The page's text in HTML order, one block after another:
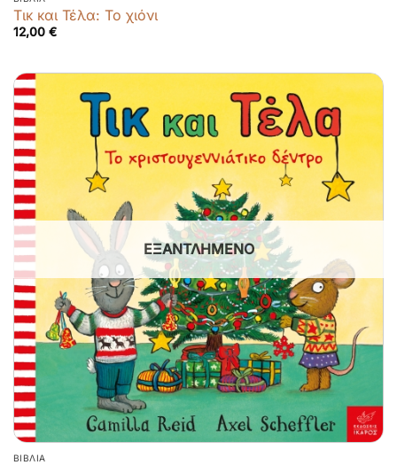
Τικ και Τέλα: Το χιόνι
12,00 €
ΕΞΑΝΤΛΗΜΈΝΟ
ΒΙΒΛΊΑ